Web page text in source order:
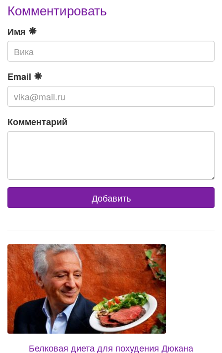
Комментировать
Имя
Email
Комментарий
Белковая диета для похудения Дюкана